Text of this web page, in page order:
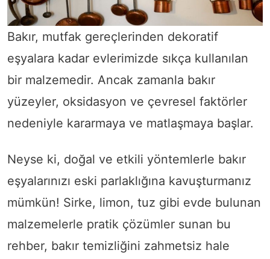
Bakır, mutfak gereçlerinden dekoratif
eşyalara kadar evlerimizde sıkça kullanılan
bir malzemedir. Ancak zamanla bakır
yüzeyler, oksidasyon ve çevresel faktörler
nedeniyle kararmaya ve matlaşmaya başlar.
Neyse ki, doğal ve etkili yöntemlerle bakır
eşyalarınızı eski parlaklığına kavuşturmanız
mümkün! Sirke, limon, tuz gibi evde bulunan
malzemelerle pratik çözümler sunan bu
rehber, bakır temizliğini zahmetsiz hale